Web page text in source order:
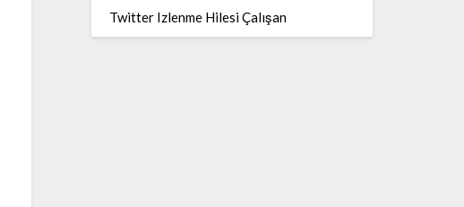
Twitter Izlenme Hilesi Çalışan